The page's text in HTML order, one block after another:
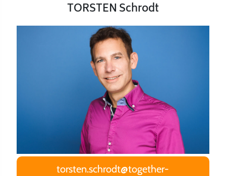
TORSTEN Schrodt
torsten.schrodt@together-